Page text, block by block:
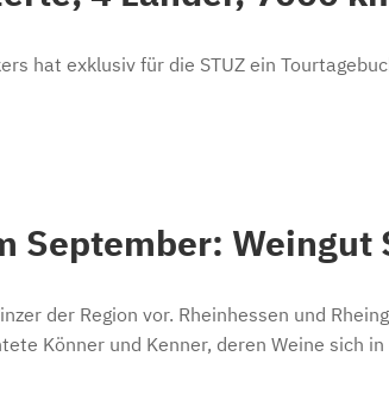
hat exklusiv für die STUZ ein
September: Weingut
der Region vor. Rheinhessen und
Könner und Kenner, deren Weine sich